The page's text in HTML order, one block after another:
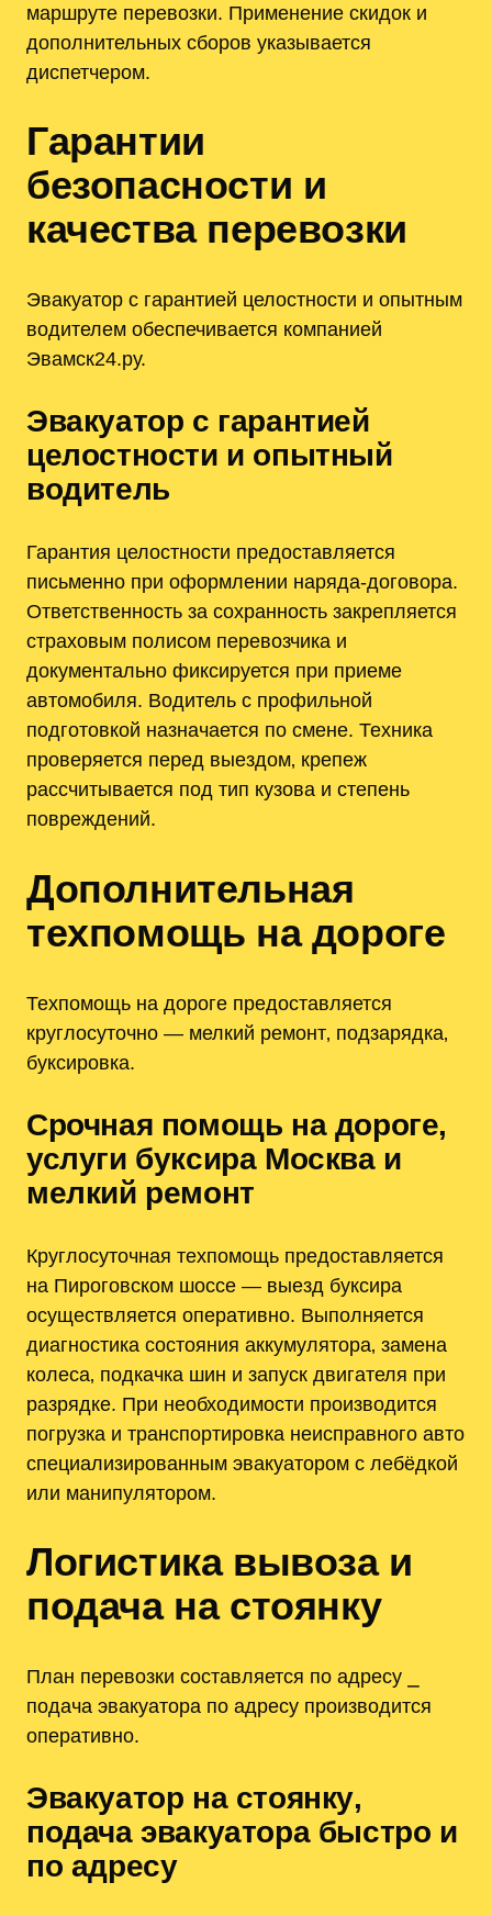
маршруте перевозки. Применение скидок и
дополнительных сборов указывается
диспетчером.
Гарантии
безопасности и
качества перевозки
Эвакуатор с гарантией целостности и опытным
водителем обеспечивается компанией
Эвамск24.ру.
Эвакуатор с гарантией
целостности и опытный
водитель
Гарантия целостности предоставляется
письменно при оформлении наряда-договора.
Ответственность за сохранность закрепляется
страховым полисом перевозчика и
документально фиксируется при приеме
автомобиля. Водитель с профильной
подготовкой назначается по смене. Техника
проверяется перед выездом‚ крепеж
рассчитывается под тип кузова и степень
повреждений.
Дополнительная
техпомощь на дороге
Техпомощь на дороге предоставляется
круглосуточно — мелкий ремонт‚ подзарядка‚
буксировка.
Срочная помощь на дороге‚
услуги буксира Москва и
мелкий ремонт
Круглосуточная техпомощь предоставляется
на Пироговском шоссе — выезд буксира
осуществляется оперативно. Выполняется
диагностика состояния аккумулятора‚ замена
колеса‚ подкачка шин и запуск двигателя при
разрядке. При необходимости производится
погрузка и транспортировка неисправного авто
специализированным эвакуатором с лебёдкой
или манипулятором.
Логистика вывоза и
подача на стоянку
План перевозки составляется по адресу ⎯
подача эвакуатора по адресу производится
оперативно.
Эвакуатор на стоянку‚
подача эвакуатора быстро и
по адресу